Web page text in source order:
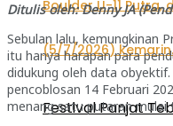
Festival Panjat
Ditulis oleh: Denny JA
Sebulan lalu, kemungkinan
itu hanya harapan para
didukung oleh data
pencoblosan 14 Februari
menang satu putaran mulai